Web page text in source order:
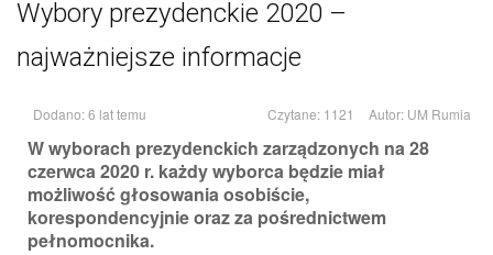
Wybory prezydenckie 2020 –
najważniejsze informacje
Dodano: 6 lat temu Czytane: 1121 Autor: UM Rumia
W wyborach prezydenckich zarządzonych na 28
czerwca 2020 r. każdy wyborca będzie miał
możliwość głosowania osobiście,
korespondencyjnie oraz za pośrednictwem
pełnomocnika.